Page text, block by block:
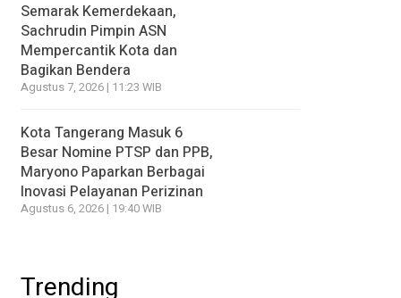
Semarak Kemerdekaan,
Sachrudin Pimpin ASN
Mempercantik Kota dan
Bagikan Bendera
Agustus 7, 2026 | 11:23 WIB
Kota Tangerang Masuk 6
Besar Nomine PTSP dan PPB,
Maryono Paparkan Berbagai
Inovasi Pelayanan Perizinan
Agustus 6, 2026 | 19:40 WIB
Trending